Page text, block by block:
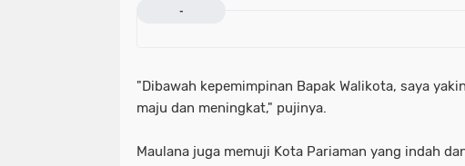
-
"Dibawah kepemimpinan Bapak Walikota, saya
maju dan meningkat," pujinya.
Maulana juga memuji Kota Pariaman yang indah